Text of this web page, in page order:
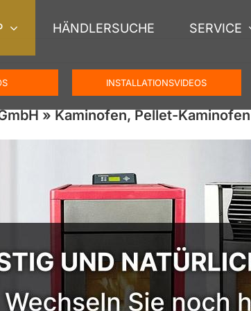
HÄNDLERSUCHE SERVICE
INSTALLATIONSVIDEOS
» Kaminofen, Pellet-Kaminofen